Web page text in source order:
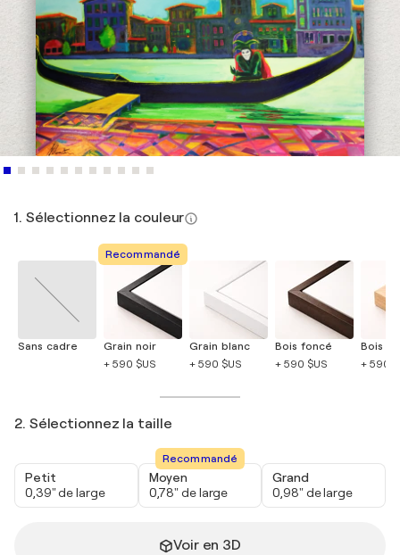
1. Sélectionnez la couleur
Sans cadre
Recommandé
Grain noir
+ 590 $US
Grain blanc
+ 590 $US
Bois foncé
+ 590 $US
Bois
+ 590
2. Sélectionnez la taille
Petit
0,39" de large
Recommandé
Moyen
0,78" de large
Grand
0,98" de large
Voir en 3D